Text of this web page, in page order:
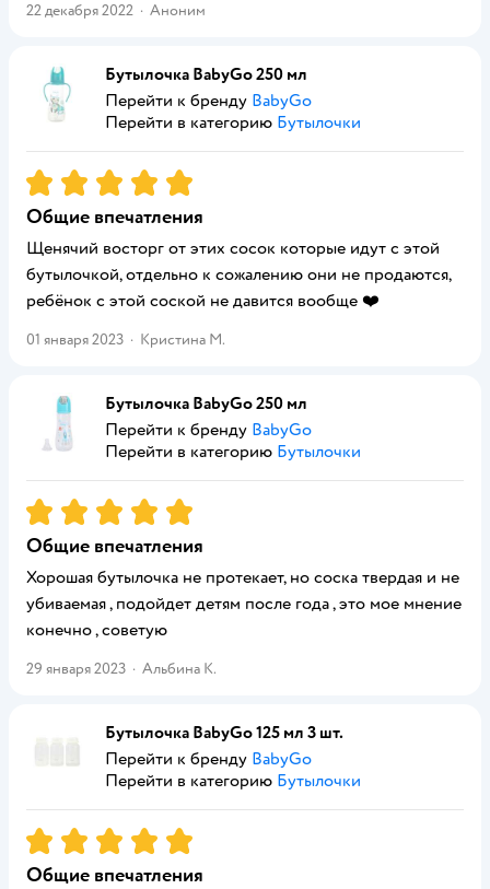
22 декабря 2022 · Аноним
Бутылочка BabyGo 250 мл
Перейти к бренду BabyGo
Перейти в категорию Бутылочки
Рейтинг:5
Общие впечатления
Щенячий восторг от этих сосок которые идут с этой
бутылочкой, отдельно к сожалению они не продаются,
ребёнок с этой соской не давится вообще ❤️
01 января 2023 · Кристина М.
Бутылочка BabyGo 250 мл
Перейти к бренду BabyGo
Перейти в категорию Бутылочки
Рейтинг:5
Общие впечатления
Хорошая бутылочка не протекает, но соска твердая и не
убиваемая , подойдет детям после года , это мое мнение
конечно , советую
29 января 2023 · Альбина К.
Бутылочка BabyGo 125 мл 3 шт.
Перейти к бренду BabyGo
Перейти в категорию Бутылочки
Рейтинг:5
Общие впечатления